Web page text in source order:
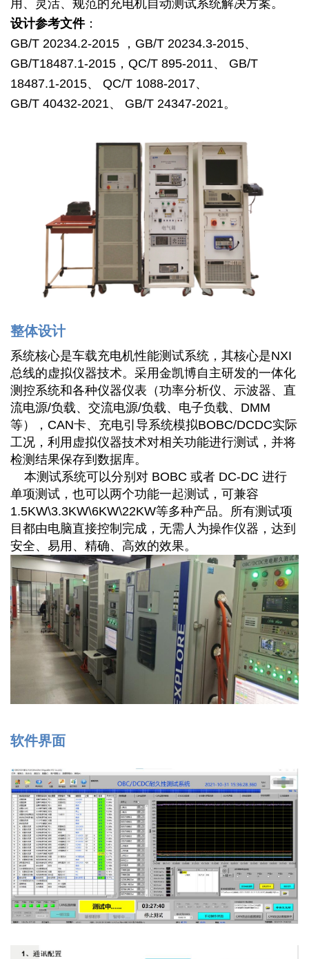
用、灵活、规范的充电机自动测试系统解决方案。
设计参考文件：
GB/T 20234.2-2015 ，GB/T 20234.3-2015、
GB/T18487.1-2015，QC/T 895-2011、 GB/T
18487.1-2015、 QC/T 1088-2017、
GB/T 40432-2021、 GB/T 24347-2021。
整体设计
系统核心是车载充电机性能测试系统，其核心是NXI
总线的虚拟仪器技术。采用金凯博自主研发的一体化
测控系统和各种仪器仪表（功率分析仪、示波器、直
流电源/负载、交流电源/负载、电子负载、DMM
等），CAN卡、充电引导系统模拟BOBC/DCDC实际
工况，利用虚拟仪器技术对相关功能进行测试，并将
检测结果保存到数据库。
本测试系统可以分别对 BOBC 或者 DC-DC 进行
单项测试，也可以两个功能一起测试，可兼容
1.5KW\3.3KW\6KW\22KW等多种产品。所有测试项
目都由电脑直接控制完成，无需人为操作仪器，达到
安全、易用、精确、高效的效果。
软件界面